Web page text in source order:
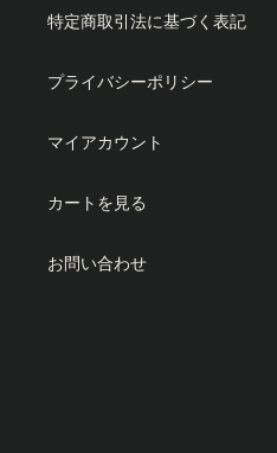
特定商取引法に基づく表記
プライバシーポリシー
マイアカウント
カートを見る
お問い合わせ